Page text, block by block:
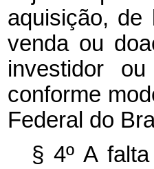
aquisição, de
venda ou
investidor
conforme
Federal do
§ 4º A